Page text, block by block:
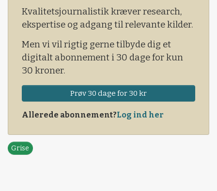
Kvalitetsjournalistik kræver research,
ekspertise og adgang til relevante kilder.
Men vi vil rigtig gerne tilbyde dig et
digitalt abonnement i 30 dage for kun
30 kroner.
Prøv 30 dage for 30 kr
Allerede abonnement?Log ind her
Grise